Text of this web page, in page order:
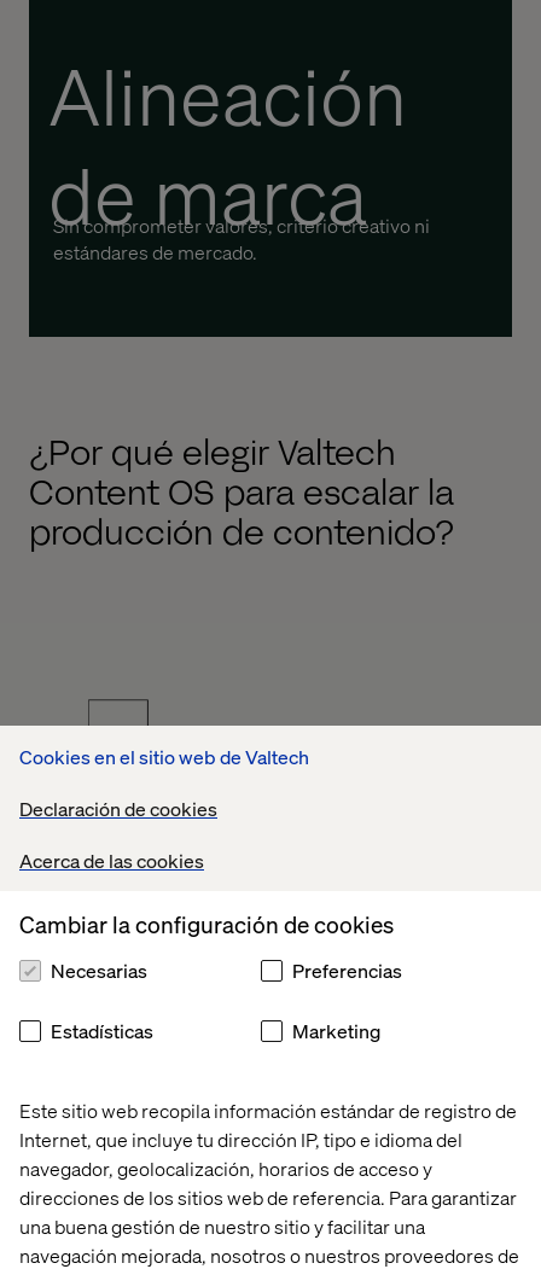
Cookies en el sitio web de Valtech
Declaración de cookies
Acerca de las cookies
Este sitio web recopila información estándar de registro de
Internet, que incluye tu dirección IP, tipo e idioma del
navegador, geolocalización, horarios de acceso y
direcciones de los sitios web de referencia. Para garantizar
una buena gestión de nuestro sitio y facilitar una
navegación mejorada, nosotros o nuestros proveedores de
Cambiar la configuración de cookies
Necesarias Preferencias
Estadísticas Marketing
Alineación
de marca
Sin comprometer valores, criterio creativo ni
estándares de mercado.
¿Por qué elegir Valtech
Content OS para escalar la
producción de contenido?
Ejecución más rápida de
campañas
digitales, sociales y físicos.